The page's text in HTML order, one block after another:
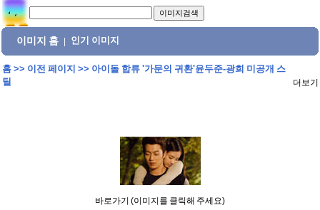
이미지 홈 인기 이미지
홈>> 이전 페이지 >> 아이돌 합류 '가문의 귀환'윤두준-광희 미공개 스
틸
더보기
바로가기 (이미지를 클릭해 주세요)